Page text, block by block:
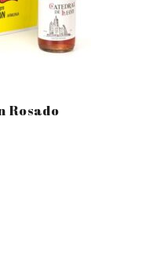
Rosado